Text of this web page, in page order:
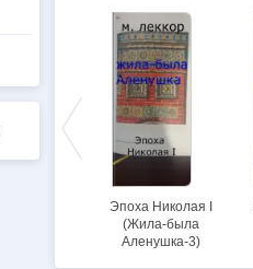
Эпоха Николая I
(Жила-была
Аленушка-3)